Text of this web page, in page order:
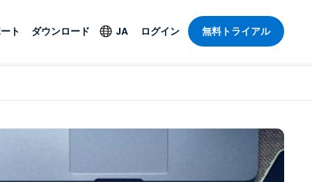
アクセス
ト。オン
ンが利用
Foxpass Wi-Fiアクセ
ンターテインメ
ンターテインメ
ト
ータス
ダウンロード JA ログイン 無料トライアル